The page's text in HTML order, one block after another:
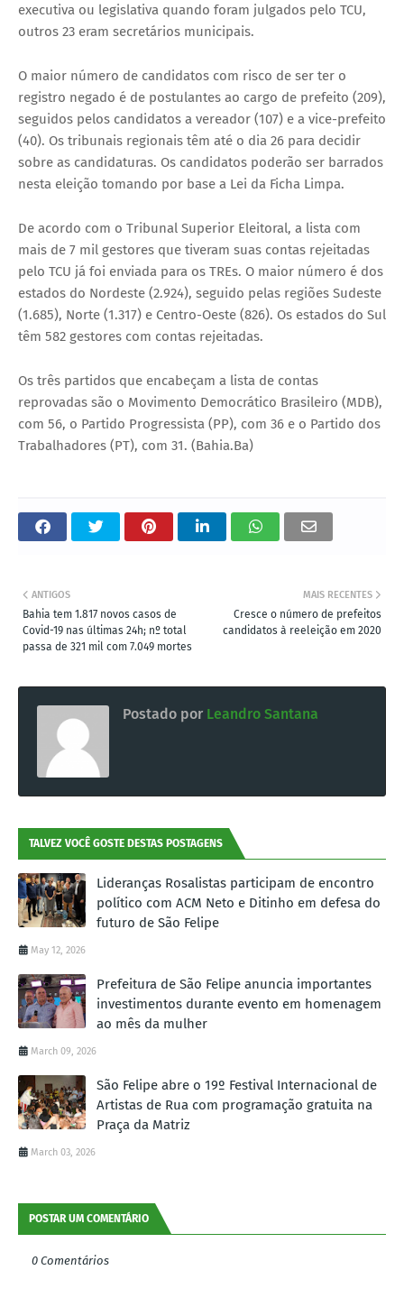
executiva ou legislativa quando foram julgados pelo TCU,
outros 23 eram secretários municipais.
O maior número de candidatos com risco de ser ter o
registro negado é de postulantes ao cargo de prefeito (209),
seguidos pelos candidatos a vereador (107) e a vice-prefeito
(40). Os tribunais regionais têm até o dia 26 para decidir
sobre as candidaturas. Os candidatos poderão ser barrados
nesta eleição tomando por base a Lei da Ficha Limpa.
De acordo com o Tribunal Superior Eleitoral, a lista com
mais de 7 mil gestores que tiveram suas contas rejeitadas
pelo TCU já foi enviada para os TREs. O maior número é dos
estados do Nordeste (2.924), seguido pelas regiões Sudeste
(1.685), Norte (1.317) e Centro-Oeste (826). Os estados do Sul
têm 582 gestores com contas rejeitadas.
Os três partidos que encabeçam a lista de contas
reprovadas são o Movimento Democrático Brasileiro (MDB),
com 56, o Partido Progressista (PP), com 36 e o Partido dos
Trabalhadores (PT), com 31. (Bahia.Ba)
MAIS RECENTES
Cresce o número de prefeitos
candidatos à reeleição em 2020
ANTIGOS
Bahia tem 1.817 novos casos de
Covid-19 nas últimas 24h; nº total
passa de 321 mil com 7.049 mortes
Postado por Leandro Santana
TALVEZ VOCÊ GOSTE DESTAS POSTAGENS
Lideranças Rosalistas participam de encontro
político com ACM Neto e Ditinho em defesa do
futuro de São Felipe
May 12, 2026
Prefeitura de São Felipe anuncia importantes
investimentos durante evento em homenagem
ao mês da mulher
March 09, 2026
São Felipe abre o 19º Festival Internacional de
Artistas de Rua com programação gratuita na
Praça da Matriz
March 03, 2026
POSTAR UM COMENTÁRIO
0 Comentários